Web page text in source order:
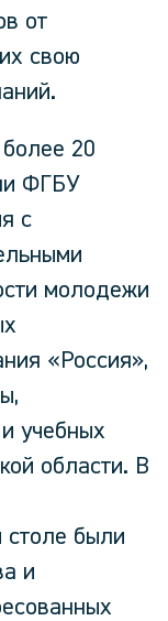
от
свою
20
ФГБУ
с
молодежи
«Россия»,
учебных
области. В
столе были
и